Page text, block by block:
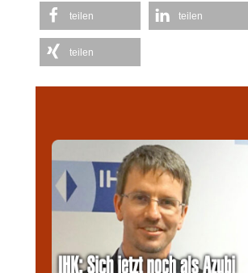
teilen teilen
teilen